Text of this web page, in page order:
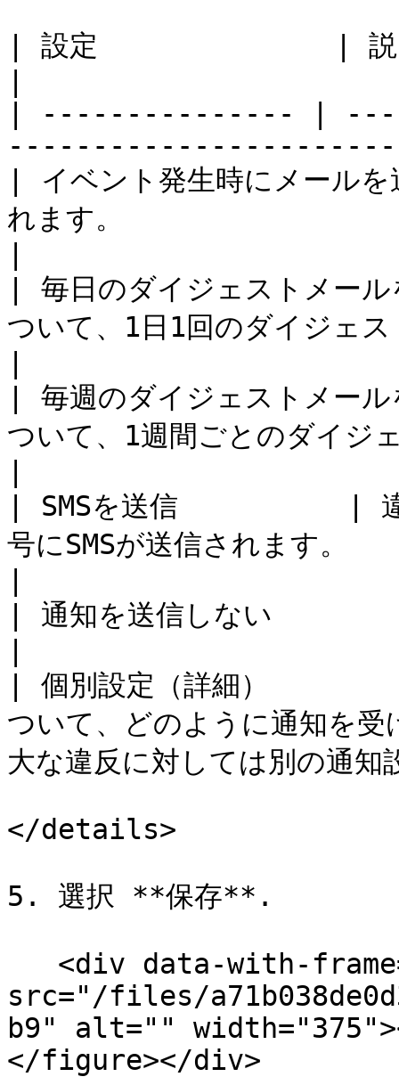
| 設定              | 説
| --------------- |
| イベント発生時にメール
れます。
| 毎日のダイジェストメー
ついて、1日1回のダイジェ
| 毎週のダイジェストメー
ついて、1週間ごとのダイジ
| SMSを送信          | 違反
号にSMSが送信されます。
| 通知を送信しない
| 個別設定（詳細）        |
ついて、どのように通知を
大な違反に対しては別の通
</details>
5. 選択 **保存**.
src="/files/
b9" alt=""
</figure></div>